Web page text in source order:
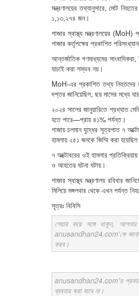
মন্ত্রণালয়ের তথ্যানুসারে, মোট
১,১৩,২৭৪ জন।
গাজার স্বাস্থ্য মন্ত্রণালয়ের
গাজার কর্তৃপক্ষের প্রকাশিত
আন্তর্জাতিক গণমাধ্যমের
যাচাই করা সম্ভব নয়।
MoH-এর প্রকাশিত তথ্য নিহতদের
দপ্তর জানিয়েছিল, ছয় মাসের মধ্যে
২০২৪ সালের জানুয়ারিতে প্রখ্যাত
হতে পারে—প্রায় ৪১% পর্যন্ত।
গাজায় চলমান যুদ্ধের সূত্রপাত ৭
হামলায় ২৫১ জনকে জিম্মি করা
৭ অক্টোবরের ওই হামলার
ও আহতের ঘটনা ঘটায়।
গাজার স্বাস্থ্য মন্ত্রণালয় রবিবার
মিলিয়ে মঙ্গলবার থেকে এখন পর্যন্ত
সূত্রঃ বিবিসি
শেয়ার করে সঙ্গে থাকুন,
anusandhan24.com'কে
করব।
anusandhan24.com'র
ব্যবহার করা যাবে না।